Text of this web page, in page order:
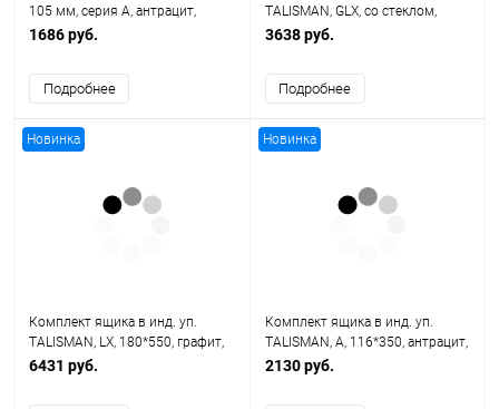
105 мм, серия А, антрацит,
алюм (20 шт/кор) TALISMAN
1686 руб.
Подробнее
TALISMAN, GLX, со стеклом,
132*300, белый, Soft-Close (4 уп/
3638 руб.
Подробнее
Новинка
Комплект ящика в инд. уп.
TALISMAN, LX, 180*550, графит,
Push+Soft (4 уп/кор)
6431 руб.
Новинка
Комплект ящика в инд. уп.
TALISMAN, A, 116*350, антрацит,
Soft-Close (6 уп/кор)
2130 руб.